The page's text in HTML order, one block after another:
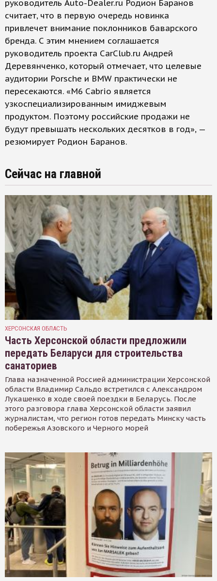
руководитель Auto-Dealer.ru Родион Баранов
считает, что в первую очередь новинка
привлечет внимание поклонников баварского
бренда. С этим мнением соглашается
руководитель проекта CarClub.ru Андрей
Деревянченко, который отмечает, что целевые
аудитории Porsche и BMW практически не
пересекаются. «M6 Cabrio является
узкоспециализированным имиджевым
продуктом. Поэтому российские продажи не
будут превышать нескольких десятков в год», —
резюмирует Родион Баранов.
Сейчас на главной
ХЕРСОНСКАЯ ОБЛАСТЬ
Часть Херсонской области предложили
передать Беларуси для строительства
санаториев
Глава назначенной Россией администрации Херсонской
области Владимир Сальдо встретился с Александром
Лукашенко в ходе своей поездки в Беларусь. После
этого разговора глава Херсонской области заявил
журналистам, что регион готов передать Минску часть
побережья Азовского и Черного морей